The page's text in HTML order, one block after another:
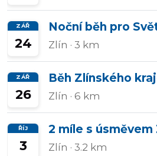
ZÁŘ
24
Noční běh pro
Zlín · 3 km
ZÁŘ
26
Běh Zlínského
Zlín · 6 km
ŘÍJ
3
2 míle s úsměvem
Zlín · 3.2 km